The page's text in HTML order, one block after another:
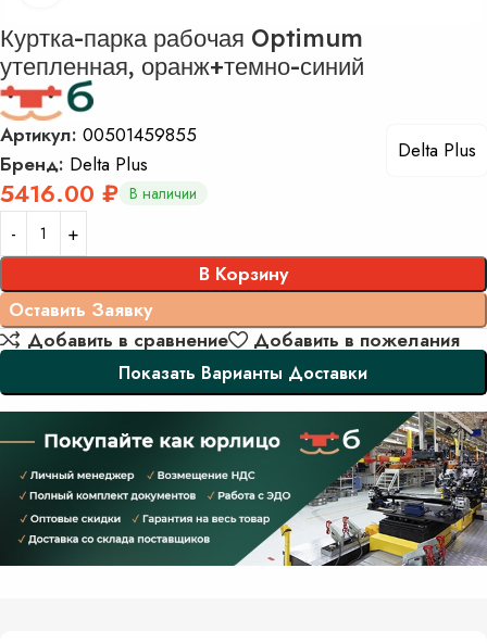
Куртка-парка рабочая Optimum
утепленная, оранж+темно-синий
Артикул: 00501459855
Бренд: Delta Plus
Delta Plus
5416.00 ₽ В наличии
В Корзину
Добавить в сравнение
Добавить в пожелания
Показать Варианты Доставки